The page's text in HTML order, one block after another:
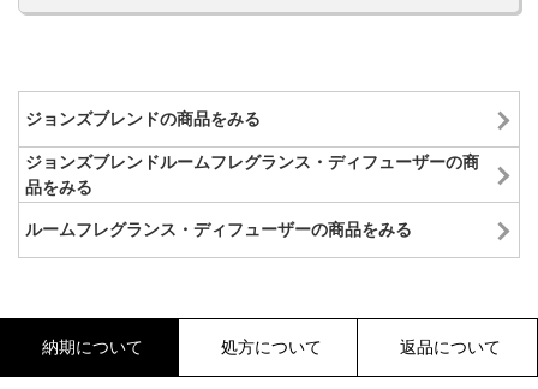
ジョンズブレンドの商品をみる
ジョンズブレンドルームフレグランス・ディフューザーの商
品をみる
ルームフレグランス・ディフューザーの商品をみる
納期について 処方について 返品について